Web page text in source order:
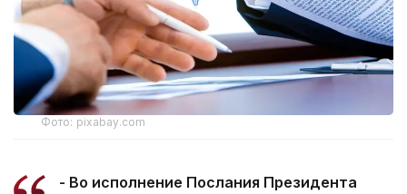
Фото: pixabay.com
- Во исполнение Послания Президента